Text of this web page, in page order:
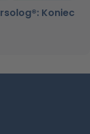
Koniec